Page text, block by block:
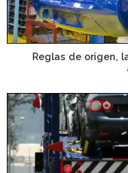
Reglas de origen,